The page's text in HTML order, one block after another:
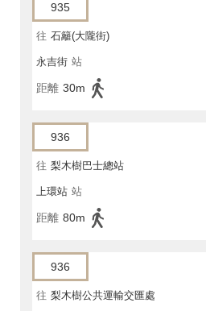
935
往 石籬(大隴街)
永吉街 站
距離 30m
936
往 梨木樹巴士總站
上環站 站
距離 80m
936
往 梨木樹公共運輸交匯處